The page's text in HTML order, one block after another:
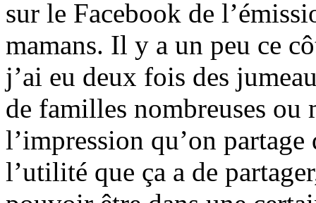
sur le Facebook de
mamans. Il y a un peu ce
j’ai eu deux fois des
de familles nombreuses ou
l’impression qu’on
l’utilité que ça a de